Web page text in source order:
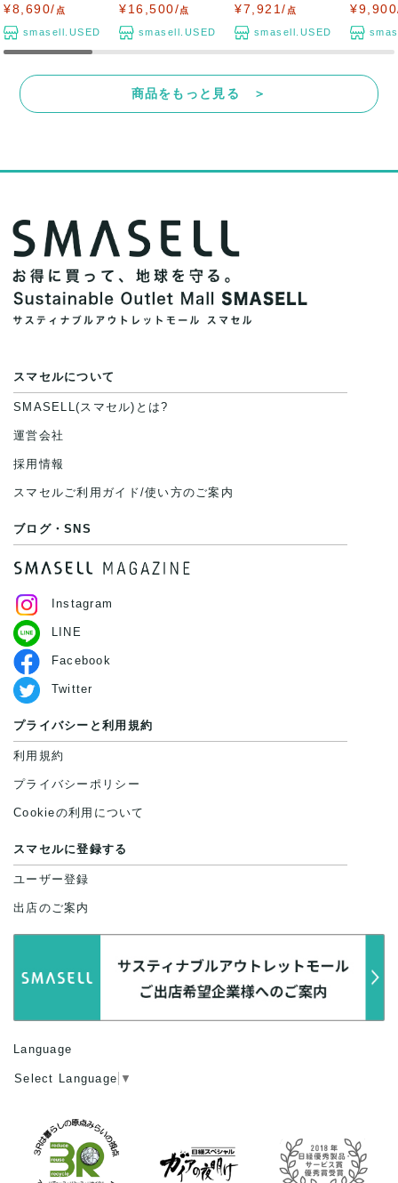
¥8,690/ 点
smasell.USED
¥16,500/点
smasell.USED
¥7,921/ 点
smasell.USED
商品をもっと見る ＞
スマセルについて
SMASELL(スマセル)とは?
運営会社
採用情報
スマセルご利用ガイド/使い方のご案内
ブログ・SNS
Instagram
LINE
Facebook
Twitter
プライバシーと利用規約
利用規約
プライバシーポリシー
Cookieの利用について
スマセルに登録する
ユーザー登録
出店のご案内
Language
Select Language ▼